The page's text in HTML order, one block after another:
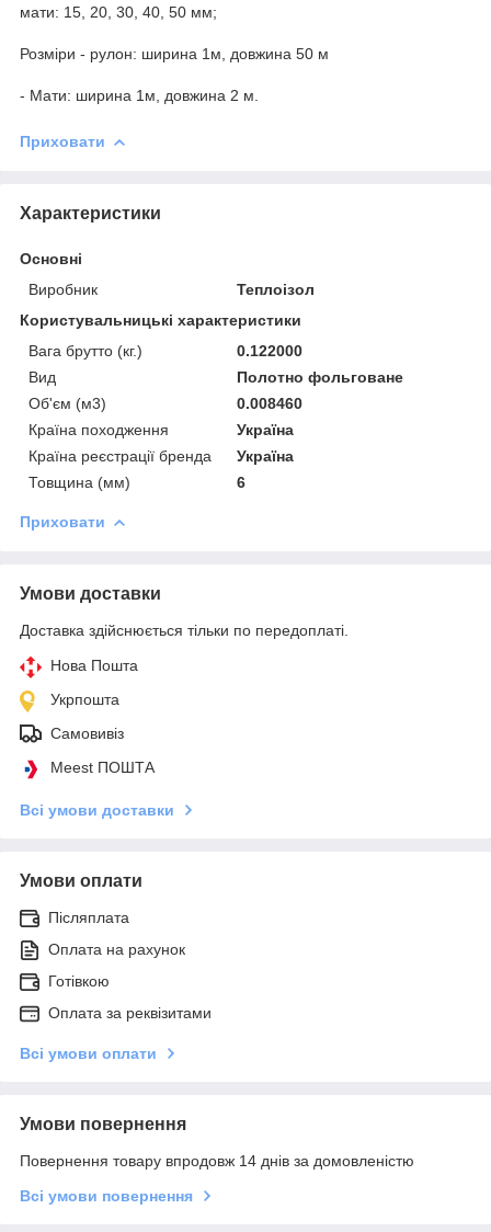
мати: 15, 20, 30, 40, 50 мм;
Розміри - рулон: ширина 1м, довжина 50 м
- Мати: ширина 1м, довжина 2 м.
Приховати
Характеристики
Основні
Виробник
Теплоізол
Користувальницькі характеристики
Вага брутто (кг.)
0.122000
Вид
Полотно фольговане
Об'єм (м3)
0.008460
Країна походження
Україна
Країна реєстрації бренда
Україна
Товщина (мм)
6
Приховати
Умови доставки
Доставка здійснюється тільки по передоплаті.
Нова Пошта
Укрпошта
Самовивіз
Meest ПОШТА
Всі умови доставки
Умови оплати
Післяплата
Оплата на рахунок
Готівкою
Оплата за реквізитами
Всі умови оплати
Умови повернення
Повернення товару впродовж 14 днів за домовленістю
Всі умови повернення